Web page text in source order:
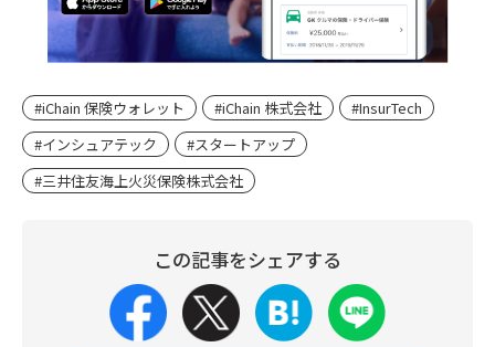
#iChain 保険ウォレット #iChain 株式会社
#InsurTech
#インシュアテック
#スタートアップ
#三井住友海上火災保険株式会社
この記事をシェアする